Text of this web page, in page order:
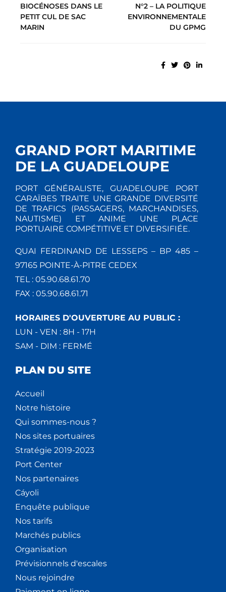
BIOCÉNOSES DANS LE
PETIT CUL DE SAC
MARIN
N°2 – LA POLITIQUE
ENVIRONNEMENTALE
DU GPMG
GRAND PORT MARITIME
DE LA GUADELOUPE
PORT GÉNÉRALISTE, GUADELOUPE PORT
CARAÏBES TRAITE UNE GRANDE DIVERSITÉ
DE TRAFICS (PASSAGERS, MARCHANDISES,
NAUTISME) ET ANIME UNE PLACE
PORTUAIRE COMPÉTITIVE ET DIVERSIFIÉE.
QUAI FERDINAND DE LESSEPS – BP 485 –
97165 POINTE-À-PITRE CEDEX
TEL : 05.90.68.61.70
FAX : 05.90.68.61.71
HORAIRES D'OUVERTURE AU PUBLIC :
LUN - VEN : 8H - 17H
SAM - DIM : FERMÉ
PLAN DU SITE
Accueil
Notre histoire
Qui sommes-nous ?
Nos sites portuaires
Stratégie 2019-2023
Port Center
Nos partenaires
Cáyoli
Enquête publique
Nos tarifs
Marchés publics
Organisation
Prévisionnels d'escales
Nous rejoindre